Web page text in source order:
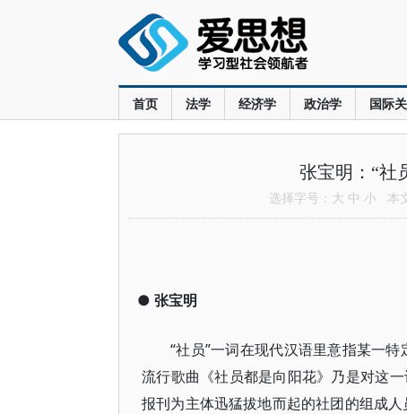
首页 法学 经济学 政治学 国际
张宝明：“社
选择字号： 大 中 小 本
● 张宝明
“社员”一词在现代汉语里意指某一
流行歌曲《社员都是向阳花》乃是对这
报刊为主体迅猛拔地而起的社团的组成